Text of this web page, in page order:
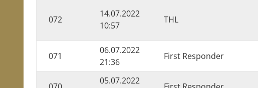
072
14.07.2022
10:57
THL
071
06.07.2022
21:36
First Responder
05.07.2022